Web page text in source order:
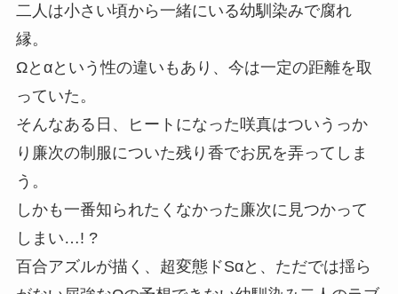
二人は小さい頃から一緒にいる幼馴染みで腐れ
縁。
Ωとαという性の違いもあり、今は一定の距離を取
っていた。
そんなある日、ヒートになった咲真はついうっか
り廉次の制服についた残り香でお尻を弄ってしま
う。
しかも一番知られたくなかった廉次に見つかって
しまい…! ?
百合アズルが描く、超変態ドSαと、ただでは揺ら